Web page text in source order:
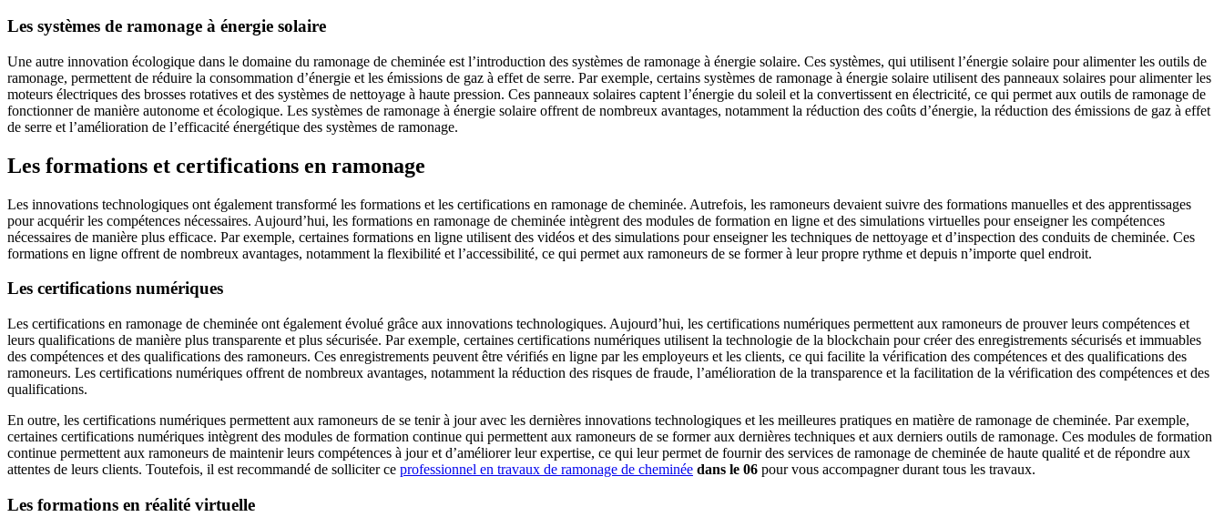
Les systèmes de ramonage à énergie solaire
Une autre innovation écologique dans le domaine du ramonage de cheminée est l’introduction des systèmes de ramonage à énergie solaire. Ces systèmes, qui utilisent l’énergie solaire pour alimenter les outils de
ramonage, permettent de réduire la consommation d’énergie et les émissions de gaz à effet de serre. Par exemple, certains systèmes de ramonage à énergie solaire utilisent des panneaux solaires pour alimenter les
moteurs électriques des brosses rotatives et des systèmes de nettoyage à haute pression. Ces panneaux solaires captent l’énergie du soleil et la convertissent en électricité, ce qui permet aux outils de ramonage de
fonctionner de manière autonome et écologique. Les systèmes de ramonage à énergie solaire offrent de nombreux avantages, notamment la réduction des coûts d’énergie, la réduction des émissions de gaz à effet
de serre et l’amélioration de l’efficacité énergétique des systèmes de ramonage.
Les formations et certifications en ramonage
Les innovations technologiques ont également transformé les formations et les certifications en ramonage de cheminée. Autrefois, les ramoneurs devaient suivre des formations manuelles et des apprentissages
pour acquérir les compétences nécessaires. Aujourd’hui, les formations en ramonage de cheminée intègrent des modules de formation en ligne et des simulations virtuelles pour enseigner les compétences
nécessaires de manière plus efficace. Par exemple, certaines formations en ligne utilisent des vidéos et des simulations pour enseigner les techniques de nettoyage et d’inspection des conduits de cheminée. Ces
formations en ligne offrent de nombreux avantages, notamment la flexibilité et l’accessibilité, ce qui permet aux ramoneurs de se former à leur propre rythme et depuis n’importe quel endroit.
Les certifications numériques
Les certifications en ramonage de cheminée ont également évolué grâce aux innovations technologiques. Aujourd’hui, les certifications numériques permettent aux ramoneurs de prouver leurs compétences et
leurs qualifications de manière plus transparente et plus sécurisée. Par exemple, certaines certifications numériques utilisent la technologie de la blockchain pour créer des enregistrements sécurisés et immuables
des compétences et des qualifications des ramoneurs. Ces enregistrements peuvent être vérifiés en ligne par les employeurs et les clients, ce qui facilite la vérification des compétences et des qualifications des
ramoneurs. Les certifications numériques offrent de nombreux avantages, notamment la réduction des risques de fraude, l’amélioration de la transparence et la facilitation de la vérification des compétences et des
qualifications.
En outre, les certifications numériques permettent aux ramoneurs de se tenir à jour avec les dernières innovations technologiques et les meilleures pratiques en matière de ramonage de cheminée. Par exemple,
certaines certifications numériques intègrent des modules de formation continue qui permettent aux ramoneurs de se former aux dernières techniques et aux derniers outils de ramonage. Ces modules de formation
continue permettent aux ramoneurs de maintenir leurs compétences à jour et d’améliorer leur expertise, ce qui leur permet de fournir des services de ramonage de cheminée de haute qualité et de répondre aux
attentes de leurs clients. Toutefois, il est recommandé de solliciter ce professionnel en travaux de ramonage de cheminée dans le 06 pour vous accompagner durant tous les travaux.
Les formations en réalité virtuelle